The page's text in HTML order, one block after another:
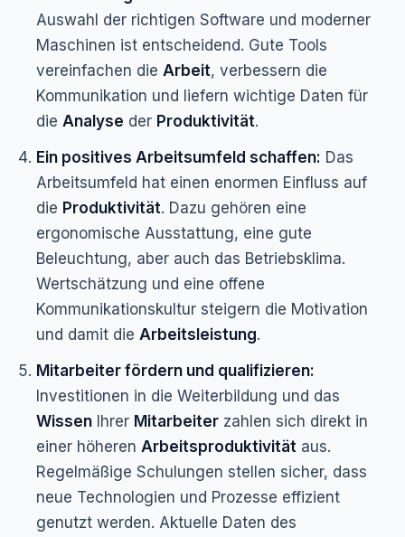
Auswahl der richtigen Software und moderner
Maschinen ist entscheidend. Gute Tools
vereinfachen die Arbeit, verbessern die
Kommunikation und liefern wichtige Daten für
die Analyse der Produktivität.
Ein positives Arbeitsumfeld schaffen: Das
Arbeitsumfeld hat einen enormen Einfluss auf
die Produktivität. Dazu gehören eine
ergonomische Ausstattung, eine gute
Beleuchtung, aber auch das Betriebsklima.
Wertschätzung und eine offene
Kommunikationskultur steigern die Motivation
und damit die Arbeitsleistung.
Mitarbeiter fördern und qualifizieren:
Investitionen in die Weiterbildung und das
Wissen Ihrer Mitarbeiter zahlen sich direkt in
einer höheren Arbeitsproduktivität aus.
Regelmäßige Schulungen stellen sicher, dass
neue Technologien und Prozesse effizient
genutzt werden. Aktuelle Daten des